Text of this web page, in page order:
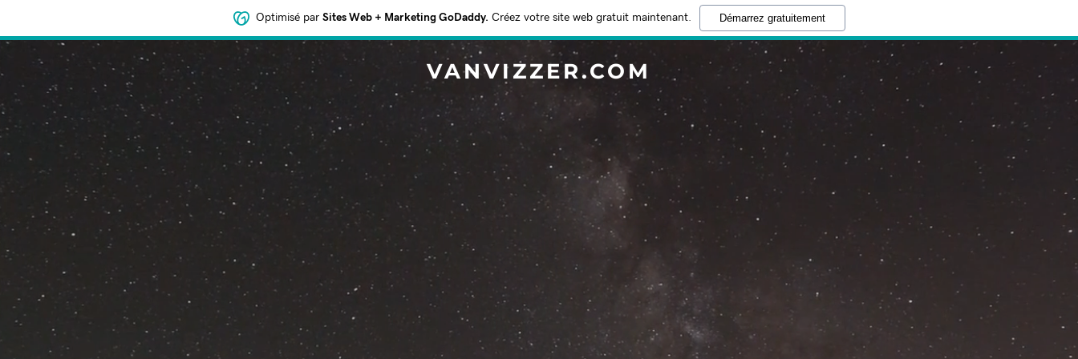
Optimisé par Sites Web + Marketing GoDaddy. Créez votre site web gratuit maintenant. Démarrez gratuitement
VANVIZZER.COM